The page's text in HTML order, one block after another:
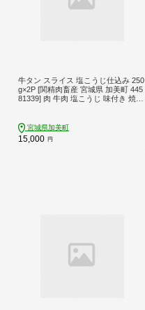
牛タン スライス 塩こうじ仕込み 250
g×2P [関精肉畜産 宮城県 加美町 445
81339] 肉 牛肉 塩こうじ 味付き 焼肉
宮城県加美町
15,000 円